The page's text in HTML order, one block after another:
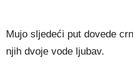
Mujo sljedeći put dovede
njih dvoje vode ljubav.